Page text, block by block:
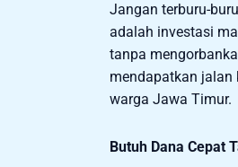
Jangan terburu-
adalah investasi
tanpa
mendapatkan jalan
warga Jawa Timur.
Butuh Dana Cepat